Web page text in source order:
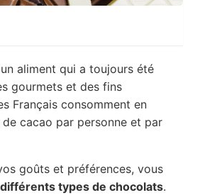
aliment qui a toujours été
gourmets et des fins
Français consomment en
cacao par personne et par
goûts et préférences, vous
différents types de chocolats.